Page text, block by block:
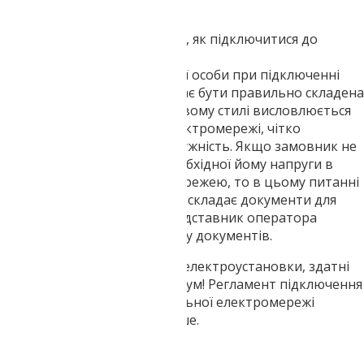
Покрокова інструкція про те, як підключитися до
Першим кроком для фізичної особи при підключенні
об'єкта до електромережі має бути правильно складена
заява, в якій в офіційно-діловому стилі висловлюється
бажання приєднатися до електромережі, чітко
позначається необхідна потужність. Якщо замовник не
визначився зі значенням необхідної йому напруги в
точці з'єднання з електромережею, то в цьому питанні
зможе допомогти фірма, яка складає документи для
отримання дозволу, або представник оператора
електромережі після розгляду документів.
Увага! Зараз не йдеться про електроустановки, здатні
генерувати електричний струм! Регламент підключення
генеруючих струмів до загальної електромережі
станцій виглядає дещо інакше.